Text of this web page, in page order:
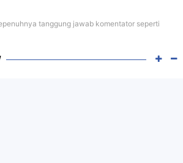
tanggung jawab komentator seperti